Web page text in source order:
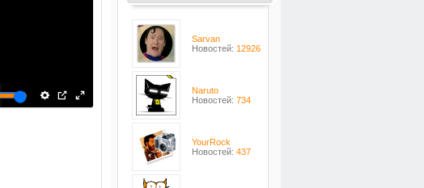
Sarvan
Новостей: 12926
Naruto
Новостей: 734
YourRock
Новостей: 437